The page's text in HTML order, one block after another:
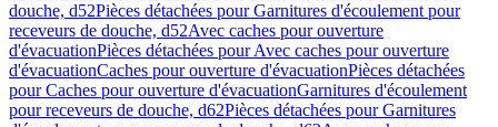
douche, d52Pièces détachées pour Garnitures d'écoulement pour
receveurs de douche, d52Avec caches pour ouverture
d'évacuationPièces détachées pour Avec caches pour ouverture
d'évacuationCaches pour ouverture d'évacuationPièces détachées
pour Caches pour ouverture d'évacuationGarnitures d'écoulement
pour receveurs de douche, d62Pièces détachées pour Garnitures